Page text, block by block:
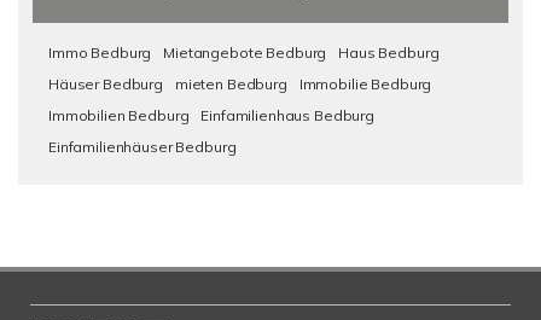
Immo Bedburg Mietangebote Bedburg
Haus Bedburg
Häuser Bedburg
mieten Bedburg
Immobilie Bedburg
Immobilien Bedburg
Einfamilienhaus Bedburg
Einfamilienhäuser Bedburg